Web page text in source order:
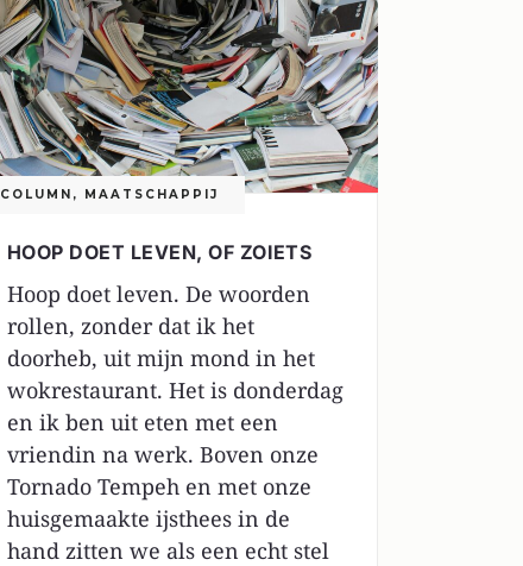
COLUMN , MAATSCHAPPIJ
HOOP DOET LEVEN, OF ZOIETS
Hoop doet leven. De woorden
rollen, zonder dat ik het
doorheb, uit mijn mond in het
wokrestaurant. Het is donderdag
en ik ben uit eten met een
vriendin na werk. Boven onze
Tornado Tempeh en met onze
huisgemaakte ijsthees in de
hand zitten we als een echt stel